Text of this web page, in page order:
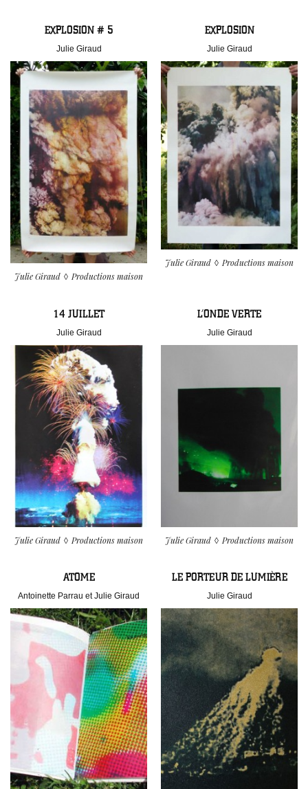
EXPLOSION # 5
Julie Giraud
Julie Giraud Productions maison
EXPLOSION
Julie Giraud
Julie Giraud Productions maison
14 JUILLET
Julie Giraud
Julie Giraud Productions maison
L’ONDE VERTE
Julie Giraud
Julie Giraud Productions maison
ATOME
Antoinette Parrau et Julie Giraud
LE PORTEUR DE LUMIÈRE
Julie Giraud